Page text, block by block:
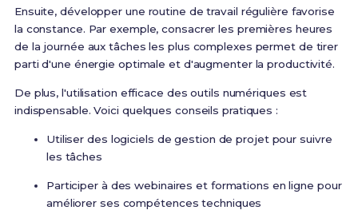
Ensuite, développer une routine de travail régulière favorise
la constance. Par exemple, consacrer les premières heures
de la journée aux tâches les plus complexes permet de tirer
parti d'une énergie optimale et d'augmenter la productivité.
De plus, l'utilisation efficace des outils numériques est
indispensable. Voici quelques conseils pratiques :
Utiliser des logiciels de gestion de projet pour suivre
les tâches
Participer à des webinaires et formations en ligne pour
améliorer ses compétences techniques